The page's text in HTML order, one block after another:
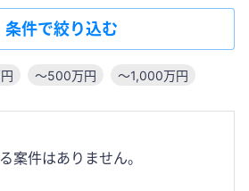
条件で絞り込む
〜500万円 〜1,000万円
案件はありません。